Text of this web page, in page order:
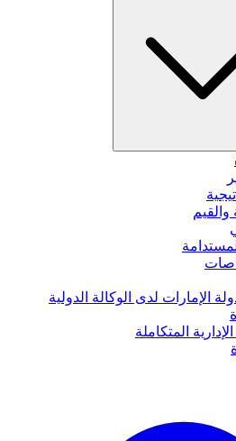
والقيم
الإمارات لدى الوكالة الدولية
المتكاملة